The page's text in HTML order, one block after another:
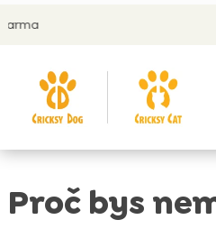
Proč bys